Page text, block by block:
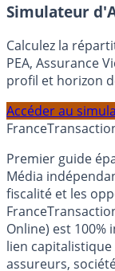
En savoir plus
Simulateur
Calculez la
profil et horizon
France
Premier guide
Média
fiscalité et les
Online) est 100%